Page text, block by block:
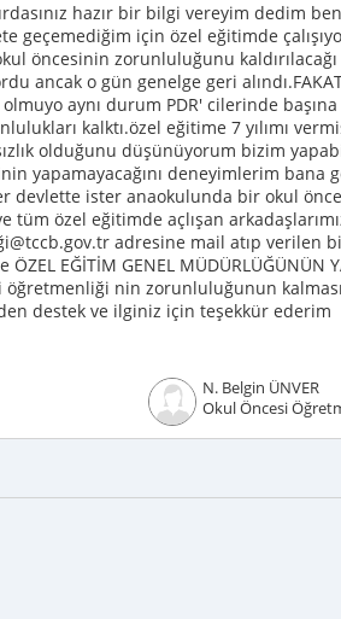
hazır bir bilgi vereyim dedim
geçemediğim için özel eğitimde
öncesinin zorunluluğunu
ancak o gün genelge geri
aynı durum PDR' cilerinde
kalktı.özel eğitime 7 yılımı
olduğunu düşünüyorum bizim
yapamayacağını deneyimlerim bana
devlette ister anaokulunda bir okul
tüm özel eğitimde açlışan
adresine mail atıp verilen
ÖZEL EĞİTİM GENEL MÜDÜRLÜĞÜNÜN
öğretmenliği nin zorunluluğunun
destek ve ilginiz için teşekkür ederim
N. Belgin ÜNVER
Okul Öncesi